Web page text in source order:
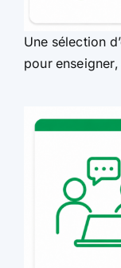
Une sélection
pour